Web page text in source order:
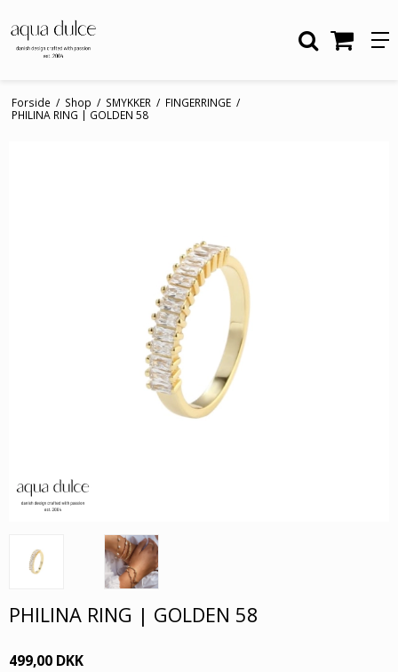
Forside / Shop / SMYKKER / FINGERRINGE /
PHILINA RING | GOLDEN 58
PHILINA RING | GOLDEN 58
499,00 DKK